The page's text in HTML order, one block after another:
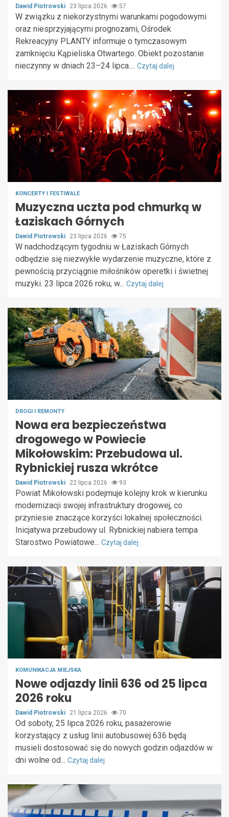
Dawid Piotrowski 23 lipca 2026 57
W związku z niekorzystnymi warunkami pogodowymi
oraz niesprzyjającymi prognozami, Ośrodek
Rekreacyjny PLANTY informuje o tymczasowym
zamknięciu Kąpieliska Otwartego. Obiekt pozostanie
nieczynny w dniach 23–24 lipca.... Czytaj dalej
KONCERTY I FESTIWALE
Muzyczna uczta pod chmurką w
Łaziskach Górnych
Dawid Piotrowski 23 lipca 2026 75
W nadchodzącym tygodniu w Łaziskach Górnych
odbędzie się niezwykłe wydarzenie muzyczne, które z
pewnością przyciągnie miłośników operetki i świetnej
muzyki. 23 lipca 2026 roku, w... Czytaj dalej
DROGI I REMONTY
Nowa era bezpieczeństwa
drogowego w Powiecie
Mikołowskim: Przebudowa ul.
Rybnickiej rusza wkrótce
Dawid Piotrowski 22 lipca 2026 93
Powiat Mikołowski podejmuje kolejny krok w kierunku
modernizacji swojej infrastruktury drogowej, co
przyniesie znaczące korzyści lokalnej społeczności.
Inicjatywa przebudowy ul. Rybnickiej nabiera tempa
Starostwo Powiatowe... Czytaj dalej
KOMUNIKACJA MIEJSKA
Nowe odjazdy linii 636 od 25 lipca
2026 roku
Dawid Piotrowski 21 lipca 2026 70
Od soboty, 25 lipca 2026 roku, pasażerowie
korzystający z usług linii autobusowej 636 będą
musieli dostosować się do nowych godzin odjazdów w
dni wolne od... Czytaj dalej